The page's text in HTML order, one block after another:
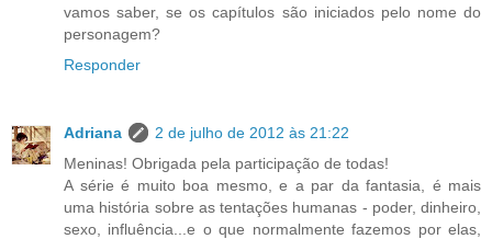
vamos saber, se os capítulos são iniciados pelo nome do
personagem?
Responder
Adriana
2 de julho de 2012 às 21:22
Meninas! Obrigada pela participação de todas!
A série é muito boa mesmo, e a par da fantasia, é mais
uma história sobre as tentações humanas - poder, dinheiro,
sexo, influência...e o que normalmente fazemos por elas,